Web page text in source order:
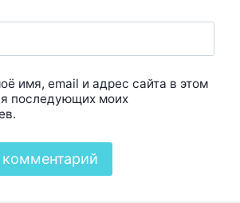
имя, email и адрес сайта в этом
последующих моих